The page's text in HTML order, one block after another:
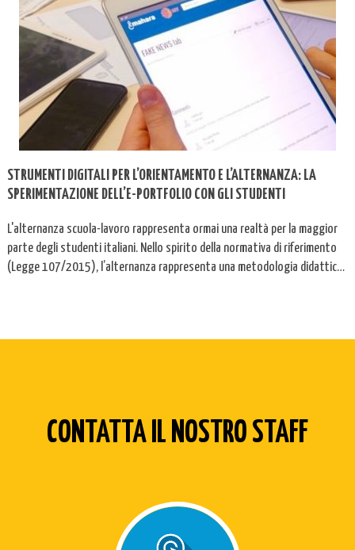
STRUMENTI DIGITALI PER L’ORIENTAMENTO E L’ALTERNANZA: LA
SPERIMENTAZIONE DELL’E-PORTFOLIO CON GLI STUDENTI
L'alternanza scuola-lavoro rappresenta ormai una realtà per la maggior
parte degli studenti italiani. Nello spirito della normativa di riferimento
(Legge 107/2015), l’alternanza rappresenta una metodologia didattica
CONTATTA IL NOSTRO STAFF